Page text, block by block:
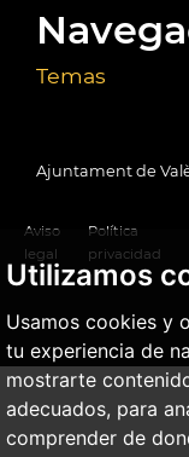
Utilizamos
Usamos cookies y
tu experiencia de
mostrarte
adecuados, para
comprender de
Temas
Ajuntament de
Aviso
legal
Política
privacidad